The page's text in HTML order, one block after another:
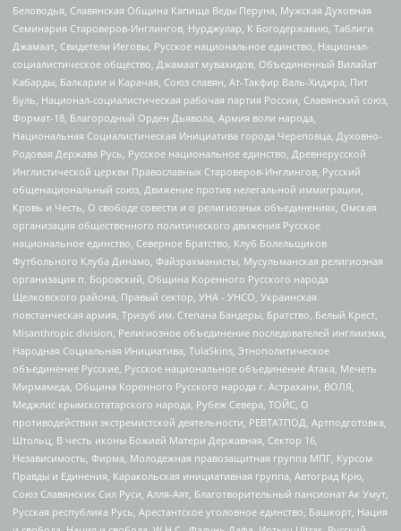
Беловодья, Славянская Община Капища Веды Перуна, Мужская Духовная
Семинария Староверов-Инглингов, Нурджулар, К Богодержавию, Таблиги
Джамаат, Свидетели Иеговы, Русское национальное единство, Национал-
социалистическое общество, Джамаат мувахидов, Объединенный Вилайат
Кабарды, Балкарии и Карачая, Союз славян, Ат-Такфир Валь-Хиджра, Пит
Буль, Национал-социалистическая рабочая партия России, Славянский союз,
Формат-18, Благородный Орден Дьявола, Армия воли народа,
Национальная Социалистическая Инициатива города Череповца, Духовно-
Родовая Держава Русь, Русское национальное единство, Древнерусской
Инглистической церкви Православных Староверов-Инглингов, Русский
общенациональный союз, Движение против нелегальной иммиграции,
Кровь и Честь, О свободе совести и о религиозных объединениях, Омская
организация общественного политического движения Русское
национальное единство, Северное Братство, Клуб Болельщиков
Футбольного Клуба Динамо, Файзрахманисты, Мусульманская религиозная
организация п. Боровский, Община Коренного Русского народа
Щелковского района, Правый сектор, УНА - УНСО, Украинская
повстанческая армия, Тризуб им. Степана Бандеры, Братство, Белый Крест,
Misanthropic division, Религиозное объединение последователей инглиизма,
Народная Социальная Инициатива, TulaSkins, Этнополитическое
объединение Русские, Русское национальное объединение Атака, Мечеть
Мирмамеда, Община Коренного Русского народа г. Астрахани, ВОЛЯ,
Меджлис крымскотатарского народа, Рубеж Севера, ТОЙС, О
противодействии экстремистской деятельности, РЕВТАТПОД, Артподготовка,
Штольц, В честь иконы Божией Матери Державная, Сектор 16,
Независимость, Фирма, Молодежная правозащитная группа МПГ, Курсом
Правды и Единения, Каракольская инициативная группа, Автоград Крю,
Союз Славянских Сил Руси, Алля-Аят, Благотворительный пансионат Ак Умут,
Русская республика Русь, Арестантское уголовное единство, Башкорт, Нация